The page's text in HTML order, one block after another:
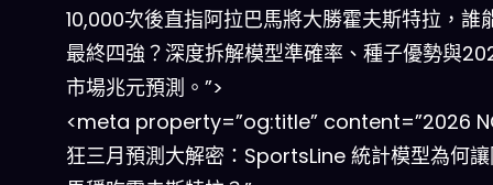
10,000次後直指阿拉巴馬將大勝霍夫斯特拉，誰
最終四強？深度拆解模型準確率、種子優勢與
市場兆元預測。”>
<meta property=”og:title” content=”2026
狂三月預測大解密：SportsLine 統計模型為何